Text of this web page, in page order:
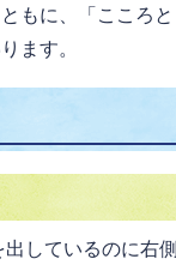
もに、「こころと
ます。
しているのに右側